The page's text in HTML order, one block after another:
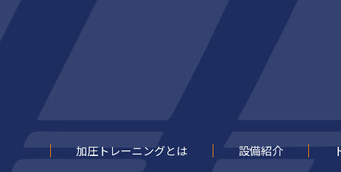
加圧トレーニングとは 設備紹介